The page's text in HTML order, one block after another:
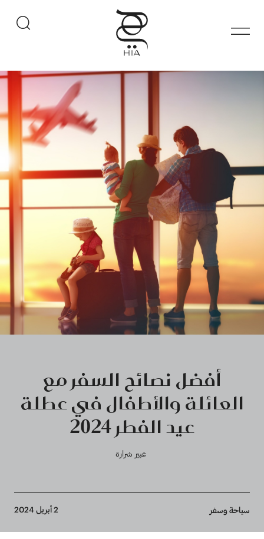
أفضل نصائح السفر مع
العائلة والأطفال في عطلة
عيد الفطر 2024
عبير شرارة
Breadcrumb
سياحة وسفر 2 أبريل 2024